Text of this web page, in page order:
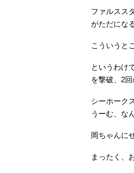
ファルスス
がただにな
こういうと
というわけ
を撃破、2
シーホーク
うーむ、な
岡ちゃんに
まったく、